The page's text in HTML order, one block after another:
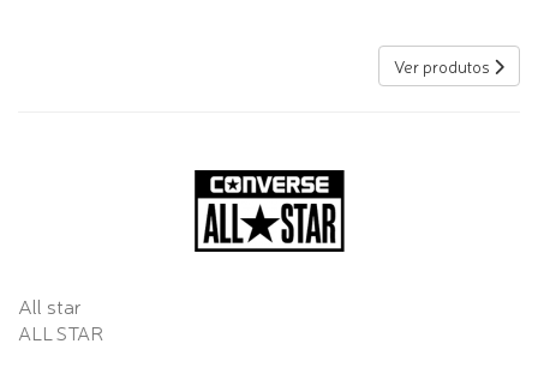
Ver produtos
All star
ALL STAR